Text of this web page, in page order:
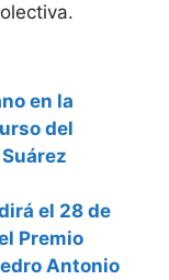
en la
del
el 28 de
Premio
Antonio